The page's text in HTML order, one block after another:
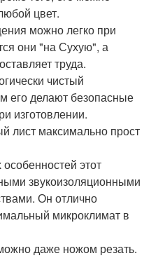
цвет.
можно легко при
они "на Сухую", а
труда.
чистый
его делают безопасные
изготовлении.
лист максимально прост
этот
звукоизоляционными
Он отлично
микроклимат в
даже ножом резать.